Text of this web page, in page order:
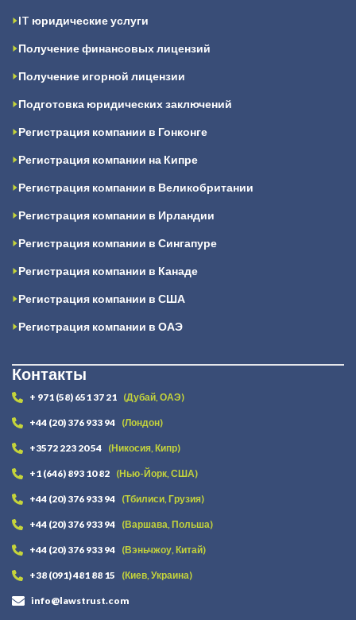
IT юридические услуги
Получение финансовых лицензий
Получение игорной лицензии
Подготовка юридических заключений
Регистрация компании в Гонконге
Регистрация компании на Кипре
Регистрация компании в Великобритании
Регистрация компании в Ирландии
Регистрация компании в Сингапуре
Регистрация компании в Канаде
Регистрация компании в США
Регистрация компании в ОАЭ
Контакты
+ 971 (58) 651 37 21 (Дубай, ОАЭ)
+44 (20) 376 933 94 (Лондон)
+3572 223 20 54 (Никосия, Кипр)
+1 (646) 893 10 82 (Нью-Йорк, США)
+44 (20) 376 933 94 (Тбилиси, Грузия)
+44 (20) 376 933 94 (Варшава, Польша)
+44 (20) 376 933 94 (Вэньчжоу, Китай)
+38 (091) 481 88 15 (Киев, Украина)
info@lawstrust.com